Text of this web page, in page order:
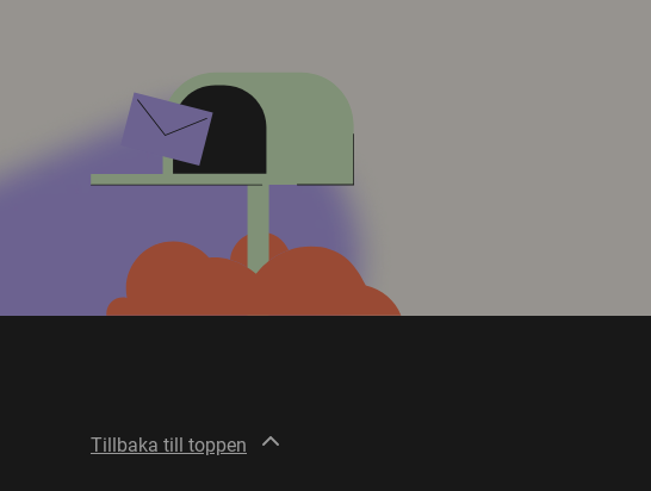
Tillbaka till toppen